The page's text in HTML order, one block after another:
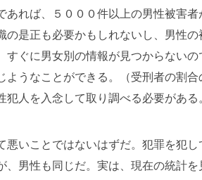
あれば、５０００件以上の男性被害
の是正も必要かもしれないし、男性
すぐに男女別の情報が見つからない
ようなことができる。（受刑者の割
犯人を入念して取り調べる必要がある
悪いことではないはずだ。犯罪を犯
、男性も同じだ。実は、現在の統計を